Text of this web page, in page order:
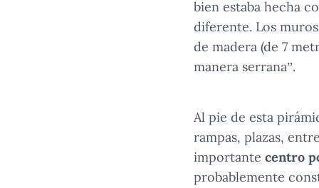
bien estaba hecha
diferente. Los
de madera (de 7
manera serrana”.
Al pie de esta
rampas, plazas,
importante centro
probablemente